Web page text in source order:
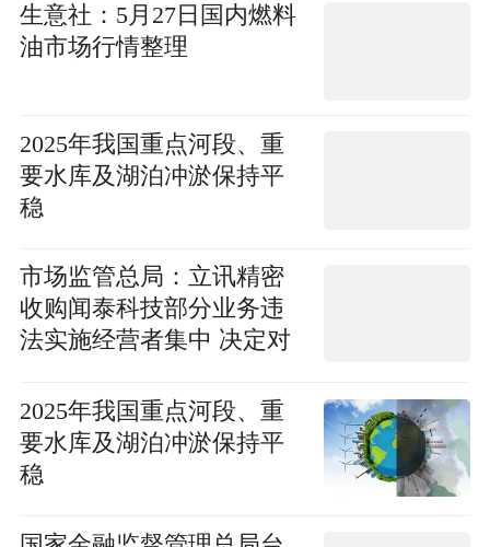
生意社：5月27日国内燃料
油市场行情整理
2025年我国重点河段、重
要水库及湖泊冲淤保持平
稳
市场监管总局：立讯精密
收购闻泰科技部分业务违
法实施经营者集中 决定对
2025年我国重点河段、重
要水库及湖泊冲淤保持平
稳